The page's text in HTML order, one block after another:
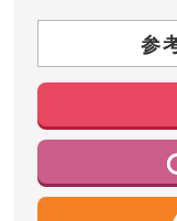
参